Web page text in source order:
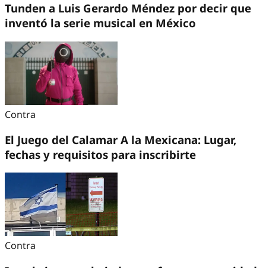
Tunden a Luis Gerardo Méndez por decir que
inventó la serie musical en México
Contra
El Juego del Calamar A la Mexicana: Lugar,
fechas y requisitos para inscribirte
Contra